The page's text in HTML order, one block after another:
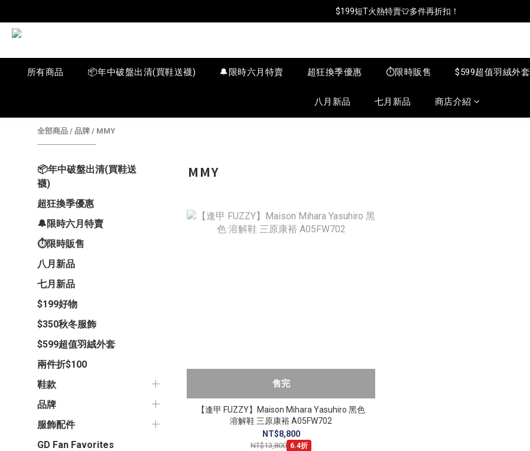
📦年中破盤出清(買鞋送襪)
$199短T火熱特賣👕多件再折扣！
所有商品 📦年中破盤出清(買鞋送襪) 🔔限時六月特賣 超狂換季優惠 ⏱️限時販售 $599超值羽絨外套
八月新品 七月新品 商店介紹
全部商品 / 品牌 / MMY
📦年中破盤出清(買鞋送
襪)
超狂換季優惠
🔔限時六月特賣
⏱️限時販售
八月新品
七月新品
$199好物
$350秋冬服飾
$599超值羽絨外套
兩件折$100
鞋款
品牌
服飾配件
GD Fan Favorites
MMY
售完
【逢甲 FUZZY】Maison Mihara Yasuhiro 黑色
溶解鞋 三原康裕 A05FW702
NT$8,800
NT$13,800 6.4折